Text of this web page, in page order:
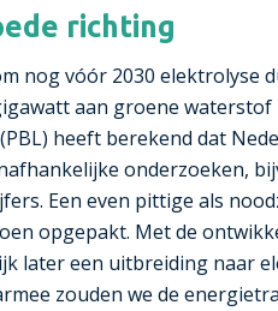
richting
nog vóór 2030 elektrolyse
aan groene waterstof
heeft berekend dat
onderzoeken,
Een even pittige als
opgepakt. Met de
later een uitbreiding naar
zouden we de